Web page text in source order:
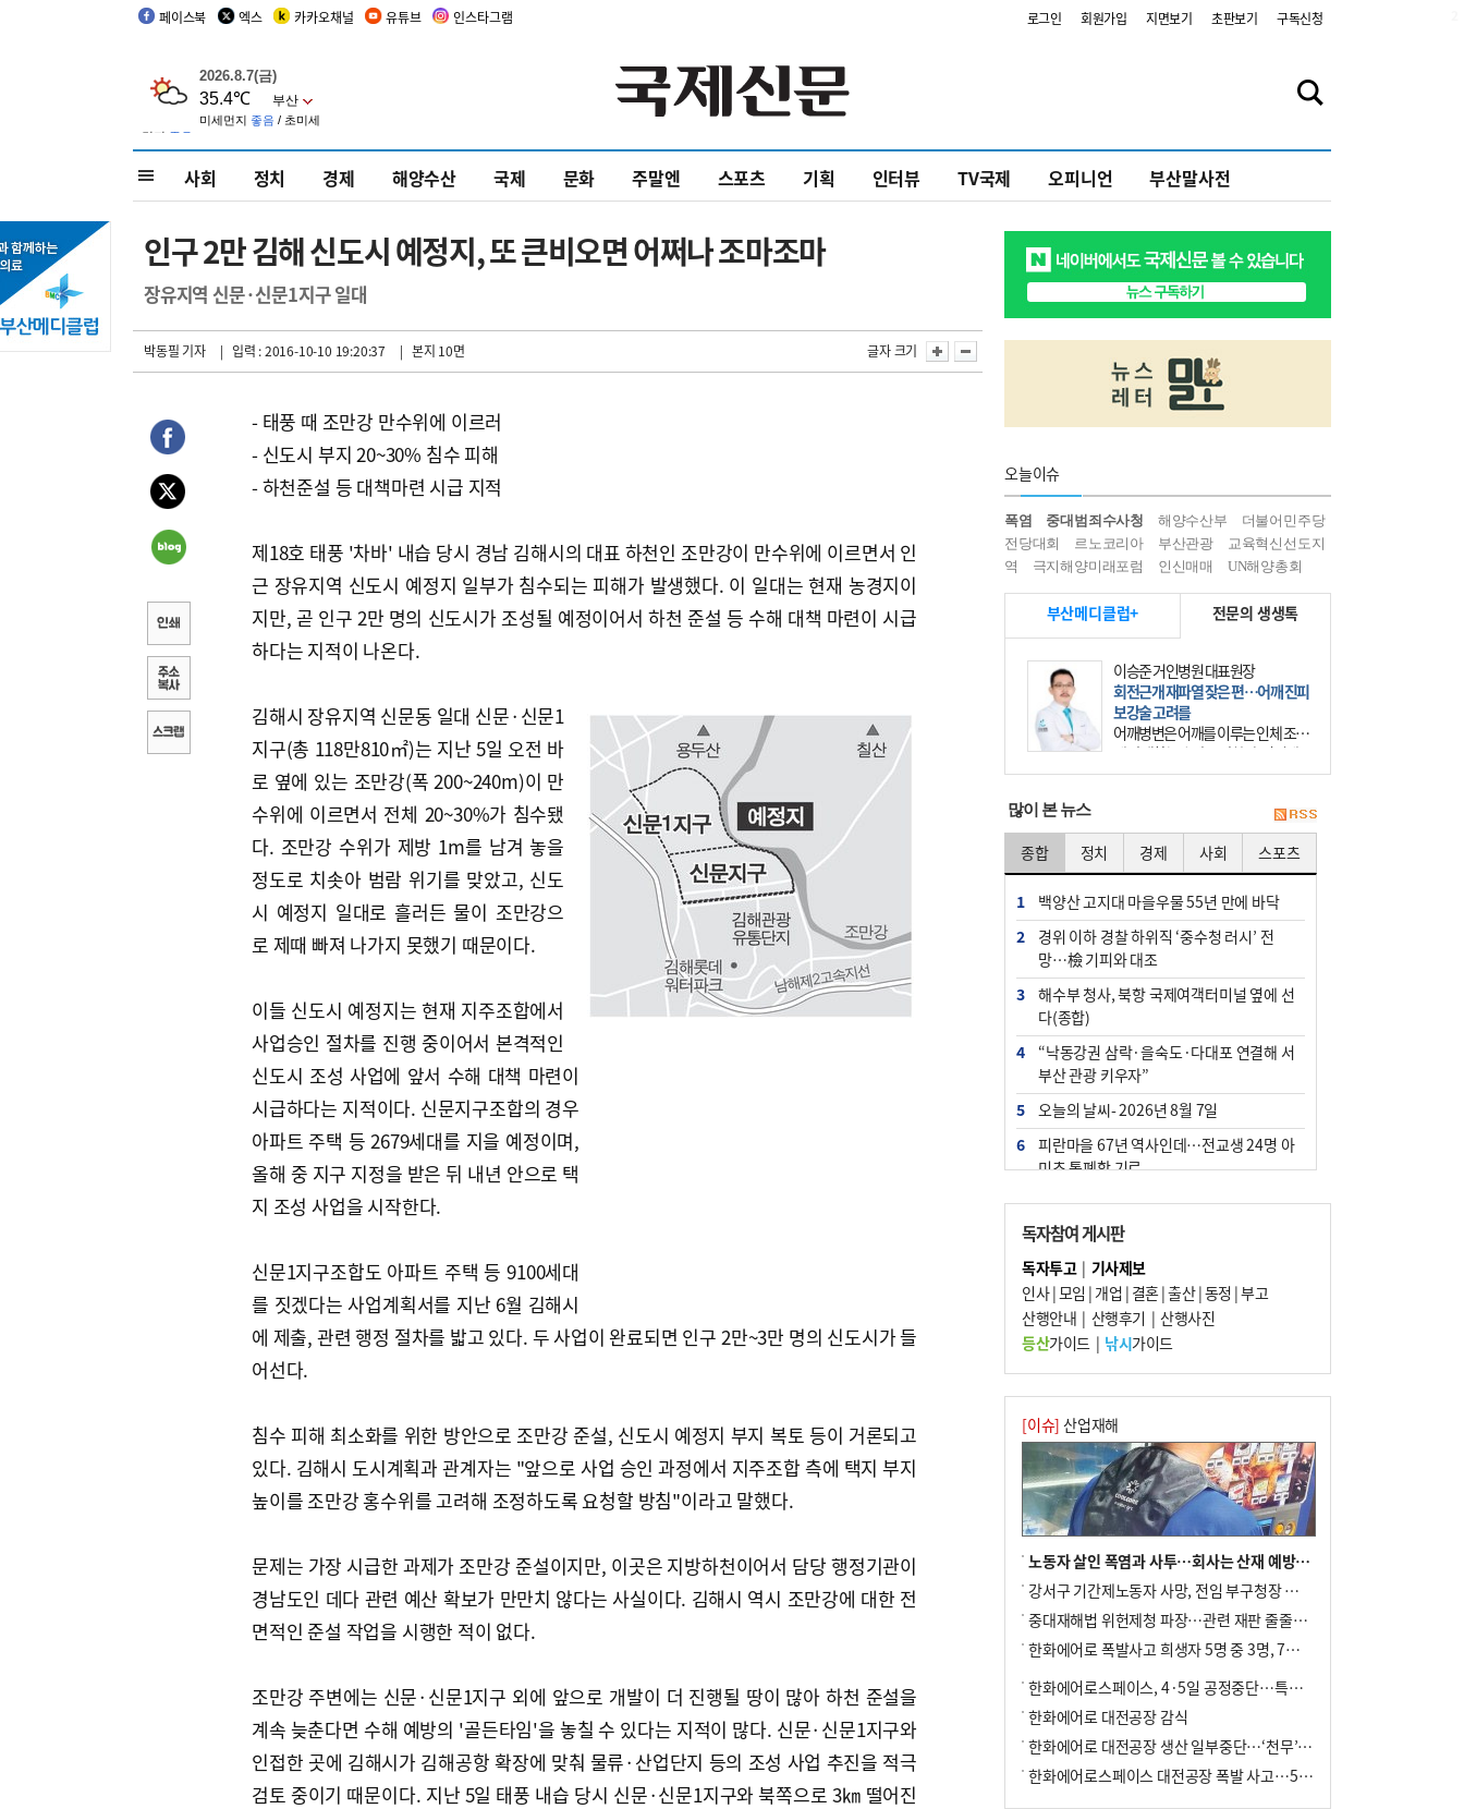
페이스북 엑스 카카오채널 유튜브 인스타그램 로그인 회원가입 지면보기 초판보기 구독신청
사회 정치 경제 해양수산 국제 문화 주말엔 스포츠 기획 인터뷰 TV국제 오피니언 부산말사전
인구 2만 김해 신도시 예정지, 또 큰비오면 어쩌나 조마조마
장유지역 신문·신문1지구 일대
박동필 기자 | 입력 : 2016-10-10 19:20:37 | 본지 10면 글자 크기
- 태풍 때 조만강 만수위에 이르러
- 신도시 부지 20~30% 침수 피해
- 하천준설 등 대책마련 시급 지적
제18호 태풍 '차바' 내습 당시 경남 김해시의 대표 하천인 조만강이 만수위에 이르면서 인
근 장유지역 신도시 예정지 일부가 침수되는 피해가 발생했다. 이 일대는 현재 농경지이
지만, 곧 인구 2만 명의 신도시가 조성될 예정이어서 하천 준설 등 수해 대책 마련이 시급
하다는 지적이 나온다.
김해시 장유지역 신문동 일대 신문·신문1
지구(총 118만810㎡)는 지난 5일 오전 바
로 옆에 있는 조만강(폭 200~240m)이 만
수위에 이르면서 전체 20~30%가 침수됐
다. 조만강 수위가 제방 1m를 남겨 놓을
정도로 치솟아 범람 위기를 맞았고, 신도
시 예정지 일대로 흘러든 물이 조만강으
로 제때 빠져 나가지 못했기 때문이다.
이들 신도시 예정지는 현재 지주조합에서
사업승인 절차를 진행 중이어서 본격적인
신도시 조성 사업에 앞서 수해 대책 마련이
시급하다는 지적이다. 신문지구조합의 경우
아파트 주택 등 2679세대를 지을 예정이며,
올해 중 지구 지정을 받은 뒤 내년 안으로 택
지 조성 사업을 시작한다.
신문1지구조합도 아파트 주택 등 9100세대
를 짓겠다는 사업계획서를 지난 6월 김해시
에 제출, 관련 행정 절차를 밟고 있다. 두 사업이 완료되면 인구 2만~3만 명의 신도시가 들
어선다.
침수 피해 최소화를 위한 방안으로 조만강 준설, 신도시 예정지 부지 복토 등이 거론되고
있다. 김해시 도시계획과 관계자는 "앞으로 사업 승인 과정에서 지주조합 측에 택지 부지
높이를 조만강 홍수위를 고려해 조정하도록 요청할 방침"이라고 말했다.
문제는 가장 시급한 과제가 조만강 준설이지만, 이곳은 지방하천이어서 담당 행정기관이
경남도인 데다 관련 예산 확보가 만만치 않다는 사실이다. 김해시 역시 조만강에 대한 전
면적인 준설 작업을 시행한 적이 없다.
조만강 주변에는 신문·신문1지구 외에 앞으로 개발이 더 진행될 땅이 많아 하천 준설을
계속 늦춘다면 수해 예방의 '골든타임'을 놓칠 수 있다는 지적이 많다. 신문·신문1지구와
인접한 곳에 김해시가 김해공항 확장에 맞춰 물류·산업단지 등의 조성 사업 추진을 적극
검토 중이기 때문이다. 지난 5일 태풍 내습 당시 신문·신문1지구와 북쪽으로 3㎞ 떨어진
오늘이슈
폭염 중대범죄수사청 해양수산부
더불어민주당
전당대회
르노코리아 부산관광
교육혁신선도지
역
극지해양미래포럼 인신매매 UN해양총회
부산메디클럽+ 전문의 생생톡
이승준 거인병원 대표원장
회전근개 재파열 잦은 편…어깨 진피
보강술 고려를
어깨병변은 어깨를 이루는 인체 조직
에 발생하는 손상을 말한다. 여기에
는 오십견과 회전근개 증후군, 어깨
많이 본 뉴스
종합 정치 경제 사회 스포츠
1
백양산 고지대 마을우물 55년 만에 바닥
2
경위 이하 경찰 하위직 ‘중수청 러시’ 전
망…檢 기피와 대조
3
해수부 청사, 북항 국제여객터미널 옆에 선
다(종합)
4
“낙동강권 삼락·을숙도·다대포 연결해 서
부산 관광 키우자”
5
오늘의 날씨- 2026년 8월 7일
6
피란마을 67년 역사인데…전교생 24명 아
미초 통폐합 기로
7
[사설] 해수부 신청사 북항으로 확정, 해양
수도 도약의 전환점
8
부울경 주말부터 비소식…‘극한 폭염’ 한풀
꺾일 듯
9
외국인 선원 ‘인신매매 경유지’ 된 부산…
우려가 현실로
10 르노 못 타는 부산시장…관용차 규정에 막
힌 지역기업 응원
독자참여 게시판
독자투고| 기사제보
인사|모임 | 개업 | 결혼|출산|동정 |부고
산행안내 | 산행후기 | 산행사진
등산가이드| 낚시가이드
[이슈] 산업재해
노동자 살인 폭염과 사투…회사는 산재 예방·전기료 절감 전력
강서구 기간제노동자 사망, 전임 부구청장 檢 송치
중대재해법 위헌제청 파장…관련 재판 줄줄이 브레이크
한화에어로 폭발사고 희생자 5명 중 3명, 7일 영면
한화에어로스페이스, 4·5일 공정중단…특별 안전점검
한화에어로 대전공장 감식
한화에어로 대전공장 생산 일부중단…‘천무’ 수출 비상
한화에어로스페이스 대전공장 폭발 사고…5명 사망·2명 부상(종합)